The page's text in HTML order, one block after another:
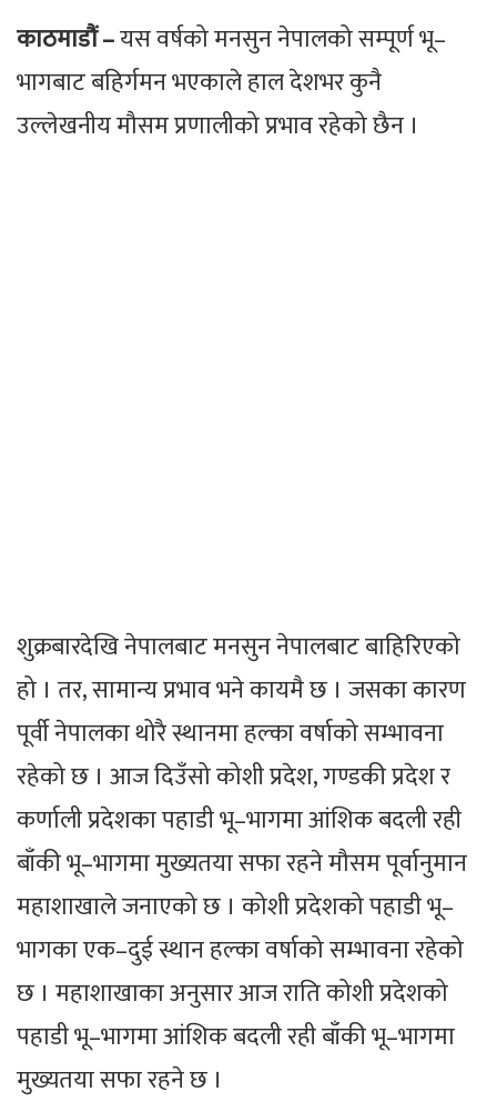
काठमाडौं –यस वर्षको मनसुन नेपालको सम्पूर्ण भू–
भागबाट बहिर्गमन भएकाले हाल देशभर कुनै
उल्लेखनीय मौसम प्रणालीको प्रभाव रहेको छैन ।
शुक्रबारदेखि नेपालबाट मनसुन नेपालबाट बाहिरिएको
हो । तर, सामान्य प्रभाव भने कायमै छ । जसका कारण
पूर्वी नेपालका थोरै स्थानमा हल्का वर्षाको सम्भावना
रहेको छ । आज दिउँसो कोशी प्रदेश, गण्डकी प्रदेश र
कर्णाली प्रदेशका पहाडी भू–भागमा आंशिक बदली रही
बाँकी भू–भागमा मुख्यतया सफा रहने मौसम पूर्वानुमान
महाशाखाले जनाएको छ । कोशी प्रदेशको पहाडी भू–
भागका एक–दुई स्थान हल्का वर्षाको सम्भावना रहेको
छ । महाशाखाका अनुसार आज राति कोशी प्रदेशको
पहाडी भू–भागमा आंशिक बदली रही बाँकी भू–भागमा
मुख्यतया सफा रहने छ ।